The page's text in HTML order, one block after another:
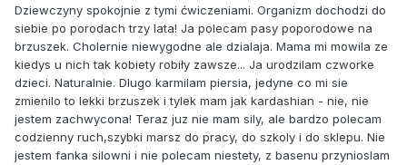
Dziewczyny spokojnie z tymi ćwiczeniami. Organizm dochodzi do
siebie po porodach trzy lata! Ja polecam pasy poporodowe na
brzuszek. Cholernie niewygodne ale dzialaja. Mama mi mowila ze
kiedys u nich tak kobiety robiły zawsze... Ja urodzilam czworke
dzieci. Naturalnie. Dlugo karmilam piersia, jedyne co mi sie
zmienilo to lekki brzuszek i tylek mam jak kardashian - nie, nie
jestem zachwycona! Teraz juz nie mam sily, ale bardzo polecam
codzienny ruch,szybki marsz do pracy, do szkoly i do sklepu. Nie
jestem fanka silowni i nie polecam niestety, z basenu przynioslam